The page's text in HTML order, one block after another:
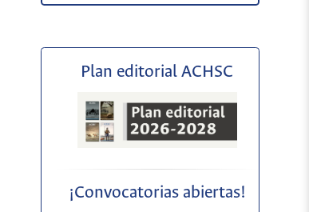
Plan editorial ACHSC
¡Convocatorias abiertas!